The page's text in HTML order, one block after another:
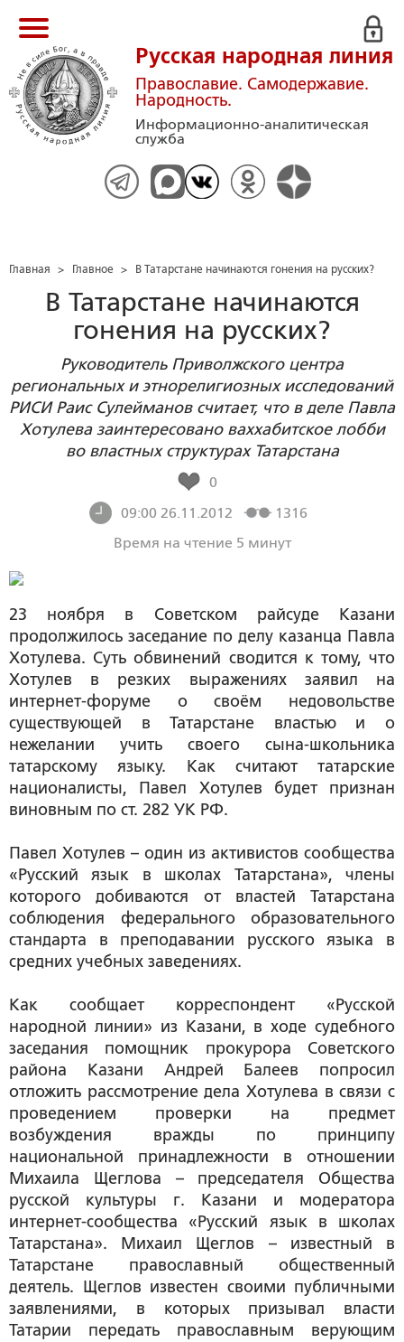
Русская народная линия
Православие. Самодержавие.
Народность.
Информационно-аналитическая
служба
Главная > Главное > В Татарстане начинаются гонения на русских?
В Татарстане начинаются
гонения на русских?
Руководитель Приволжского центра
региональных и этнорелигиозных исследований
РИСИ Раис Сулейманов считает, что в деле Павла
Хотулева заинтересовано ваххабитское лобби
во властных структурах Татарстана
0
09:00 26.11.2012
1316
Время на чтение 5 минут
23 ноября в Советском райсуде Казани
продолжилось заседание по делу казанца Павла
Хотулева. Суть обвинений сводится к тому, что
Хотулев в резких выражениях заявил на
интернет-форуме о своём недовольстве
существующей в Татарстане властью и о
нежелании учить своего сына-школьника
татарскому языку. Как считают татарские
националисты, Павел Хотулев будет признан
виновным по ст. 282 УК РФ.
Павел Хотулев – один из активистов сообщества
«Русский язык в школах Татарстана», члены
которого добиваются от властей Татарстана
соблюдения федерального образовательного
стандарта в преподавании русского языка в
средних учебных заведениях.
Как сообщает корреспондент «Русской
народной линии» из Казани, в ходе судебного
заседания помощник прокурора Советского
района Казани Андрей Балеев попросил
отложить рассмотрение дела Хотулева в связи с
проведением проверки на предмет
возбуждения вражды по принципу
национальной принадлежности в отношении
Михаила Щеглова – председателя Общества
русской культуры г. Казани и модератора
интернет-сообщества «Русский язык в школах
Татарстана». Михаил Щеглов – известный в
Татарстане православный общественный
деятель. Щеглов известен своими публичными
заявлениями, в которых призывал власти
Татарии передать православным верующим